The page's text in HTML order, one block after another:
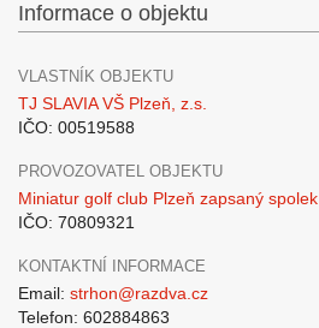
Informace o objektu
VLASTNÍK OBJEKTU
TJ SLAVIA VŠ Plzeň, z.s.
IČO: 00519588
PROVOZOVATEL OBJEKTU
Miniatur golf club Plzeň zapsaný spolek
IČO: 70809321
KONTAKTNÍ INFORMACE
Email: strhon@razdva.cz
Telefon: 602884863